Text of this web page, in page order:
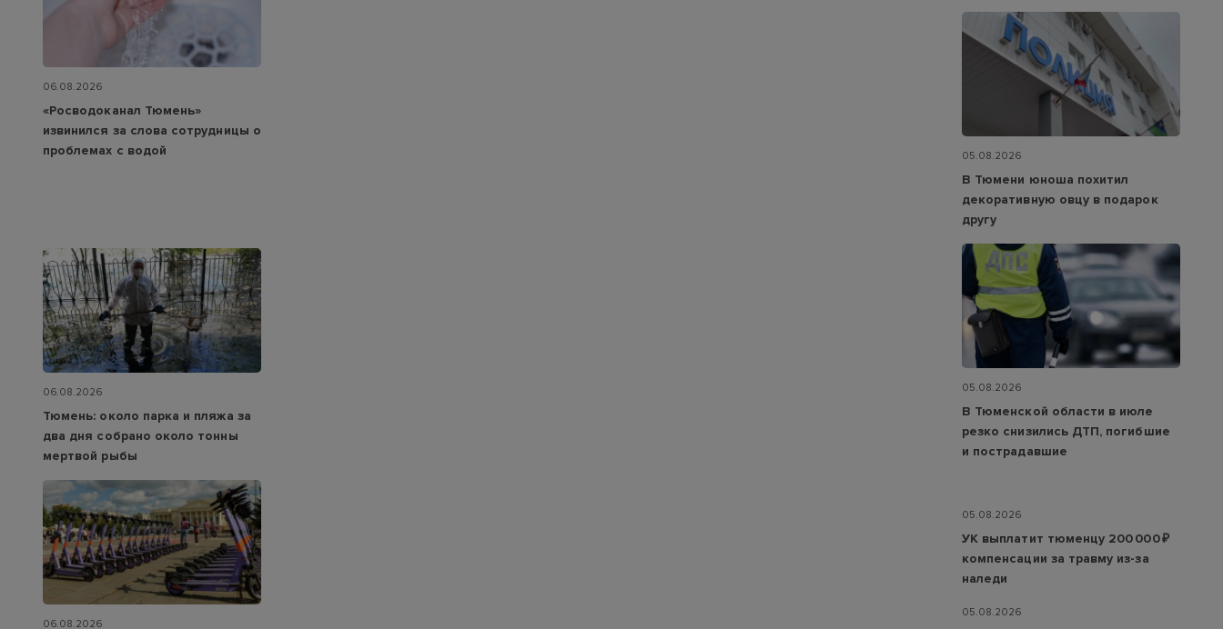
06.08.2026
«Росводоканал Тюмень»
извинился за слова сотрудницы о
проблемах с водой
06.08.2026
Тюмень: около парка и пляжа за
два дня собрано около тонны
мертвой рыбы
06.08.2026
05.08.2026
В Тюмени юноша похитил
декоративную овцу в подарок
другу
05.08.2026
В Тюменской области в июле
резко снизились ДТП, погибшие
и пострадавшие
05.08.2026
УК выплатит тюменцу 200 000 ₽
компенсации за травму из-за
наледи
05.08.2026